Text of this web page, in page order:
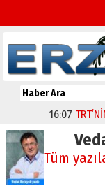
16:07 TRT’NİN
Tüm